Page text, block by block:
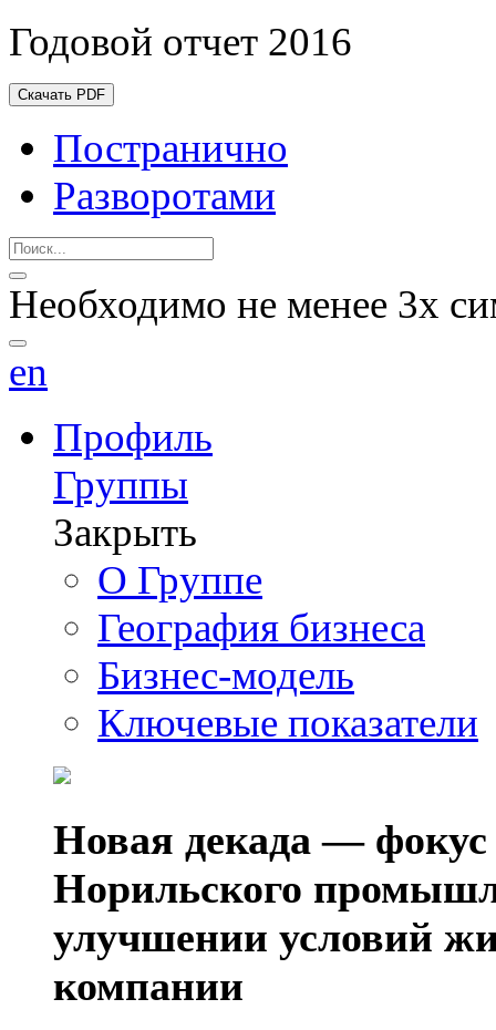
Годовой отчет 2016
Скачать PDF
Постранично
Разворотами
Необходимо не менее 3х
en
Профиль
Группы
Закрыть
О Группе
География бизнеса
Бизнес-модель
Ключевые показатели
Новая декада — фокус
Норильского
улучшении условий
компании